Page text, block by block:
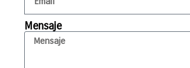
Mensaje